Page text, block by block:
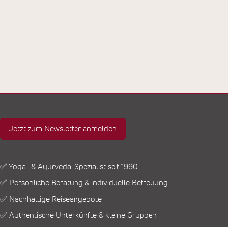
Jetzt zum Newsletter anmelden
✅ Yoga- & Ayurveda-Spezialist seit 1990
✅ Persönliche Beratung & individuelle Betreuung
✅ Nachhaltige Reiseangebote
✅ Authentische Unterkünfte & kleine Gruppen